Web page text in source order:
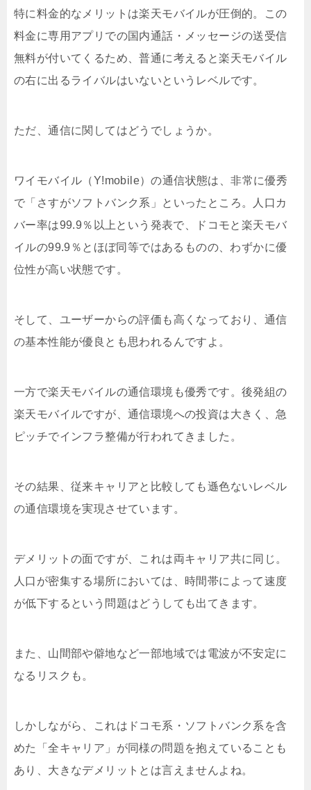
特に料金的なメリットは楽天モバイルが圧倒的。この
料金に専用アプリでの国内通話・メッセージの送受信
無料が付いてくるため、普通に考えると楽天モバイル
の右に出るライバルはいないというレベルです。
ただ、通信に関してはどうでしょうか。
ワイモバイル（Y!mobile）の通信状態は、非常に優秀
で「さすがソフトバンク系」といったところ。人口カ
バー率は99.9％以上という発表で、ドコモと楽天モバ
イルの99.9％とほぼ同等ではあるものの、わずかに優
位性が高い状態です。
そして、ユーザーからの評価も高くなっており、通信
の基本性能が優良とも思われるんですよ。
一方で楽天モバイルの通信環境も優秀です。後発組の
楽天モバイルですが、通信環境への投資は大きく、急
ピッチでインフラ整備が行われてきました。
その結果、従来キャリアと比較しても遜色ないレベル
の通信環境を実現させています。
デメリットの面ですが、これは両キャリア共に同じ。
人口が密集する場所においては、時間帯によって速度
が低下するという問題はどうしても出てきます。
また、山間部や僻地など一部地域では電波が不安定に
なるリスクも。
しかしながら、これはドコモ系・ソフトバンク系を含
めた「全キャリア」が同様の問題を抱えていることも
あり、大きなデメリットとは言えませんよね。